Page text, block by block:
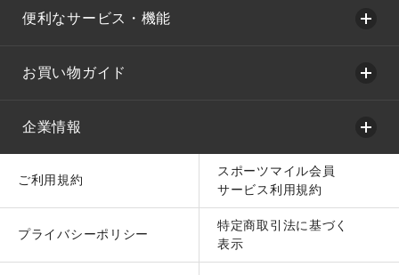
便利なサービス・機能
お買い物ガイド
企業情報
ご利用規約
スポーツマイル会員
サービス利用規約
プライバシーポリシー
特定商取引法に基づく
表示